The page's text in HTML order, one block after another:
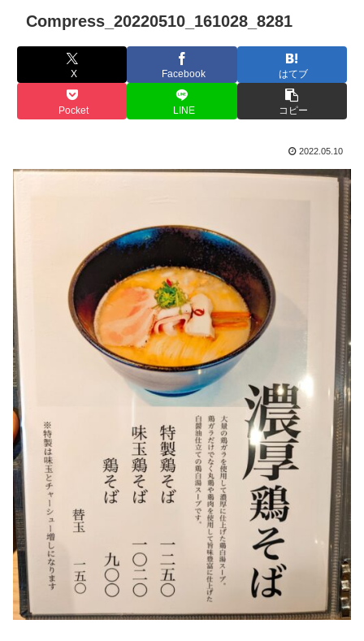
Compress_20220510_161028_8281
X Facebook はてブ
Pocket LINE コピー
2022.05.10